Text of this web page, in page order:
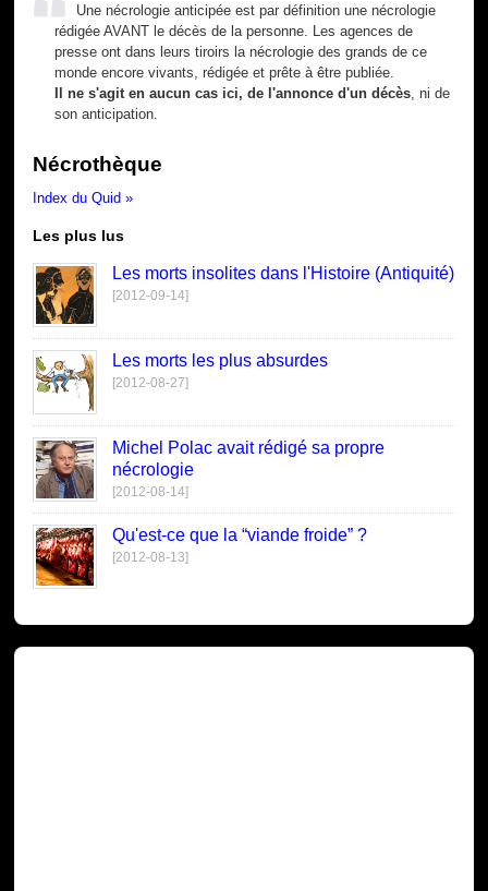
Une nécrologie anticipée est par définition une nécrologie
rédigée AVANT le décès de la personne. Les agences de
presse ont dans leurs tiroirs la nécrologie des grands de ce
monde encore vivants, rédigée et prête à être publiée.
Il ne s'agit en aucun cas ici, de l'annonce d'un décès , ni de
son anticipation.
Nécrothèque
Index du Quid »
Les plus lus
Les morts insolites dans l'Histoire (Antiquité)
[2012-09-14]
Les morts les plus absurdes
[2012-08-27]
Michel Polac avait rédigé sa propre
nécrologie
[2012-08-14]
Qu'est-ce que la “viande froide” ?
[2012-08-13]